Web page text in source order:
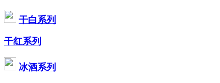
干白系列
干红系列
冰酒系列